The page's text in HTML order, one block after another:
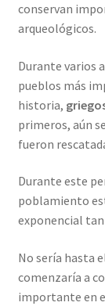
conservan
arqueológicos.
Durante varios
pueblos más
historia,
primeros, aún
fueron
Durante este
poblamiento
exponencial
No sería hasta
comenzaría a
importante en